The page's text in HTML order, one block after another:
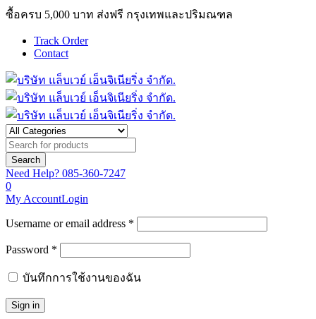
ซื้อครบ 5,000 บาท ส่งฟรี กรุงเทพและปริมณฑล
Track Order
Contact
Need Help? 085-360-7247
0
My AccountLogin
Username or email address *
Password *
บันทึกการใช้งานของฉัน